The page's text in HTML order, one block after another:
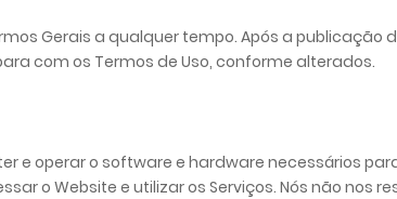
Gerais a qualquer tempo. Após a
com os Termos de Uso, conforme alterados.
e operar o software e hardware necessários
o Website e utilizar os Serviços. Nós não nos